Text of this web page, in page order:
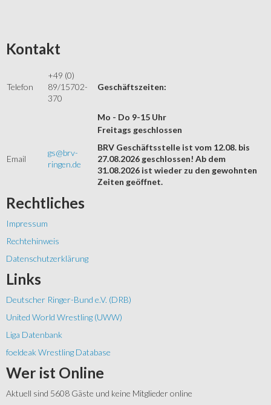
Kontakt
Telefon
+49 (0)
89/15702-
370
Geschäftszeiten:
Mo - Do 9-15 Uhr
Email
gs@brv-
ringen.de
Freitags geschlossen
BRV Geschäftsstelle ist vom 12.08. bis
27.08.2026 geschlossen! Ab dem
31.08.2026 ist wieder zu den gewohnten
Zeiten geöffnet.
Rechtliches
Impressum
Rechtehinweis
Datenschutzerklärung
Links
Deutscher Ringer-Bund e.V. (DRB)
United World Wrestling (UWW)
Liga Datenbank
foeldeak Wrestling Database
Wer ist Online
Aktuell sind 5608 Gäste und keine Mitglieder online